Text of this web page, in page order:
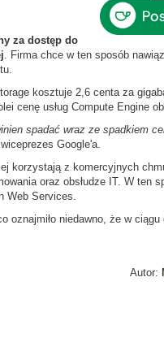
za dostęp do
. Firma chce w ten sposób
kosztuje 2,6 centa za
cenę usług Compute Engine
spadać wraz ze spadkiem
Google'a.
korzystają z komercyjnych
oraz obsłudze IT. W ten
Web Services.
oznajmiło niedawno, że w ciągu
Autor: